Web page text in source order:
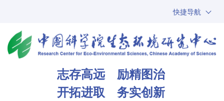
快捷导航
ARP
邮箱
志存高远 励精图治
开拓进取 务实创新